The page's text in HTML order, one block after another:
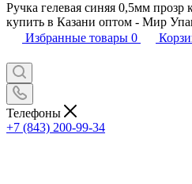
Ручка гелевая синяя 0,5мм
купить в Казани оптом - Мир
Избранные товары 0
Телефоны
+7 (843) 200-99-34